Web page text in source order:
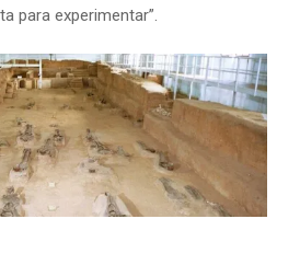
para experimentar”.